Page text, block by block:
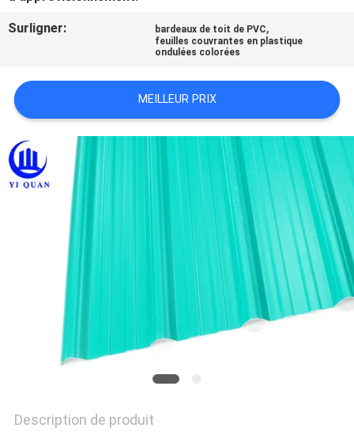
BLOG
UNE
CITATION
VR
POLITIQUE
CONFIDENTIALITÉ
Surligner: bardeaux de toit de PVC,
feuilles couvrantes en plastique
ondulées colorées
MEILLEUR PRIX
Description de produit